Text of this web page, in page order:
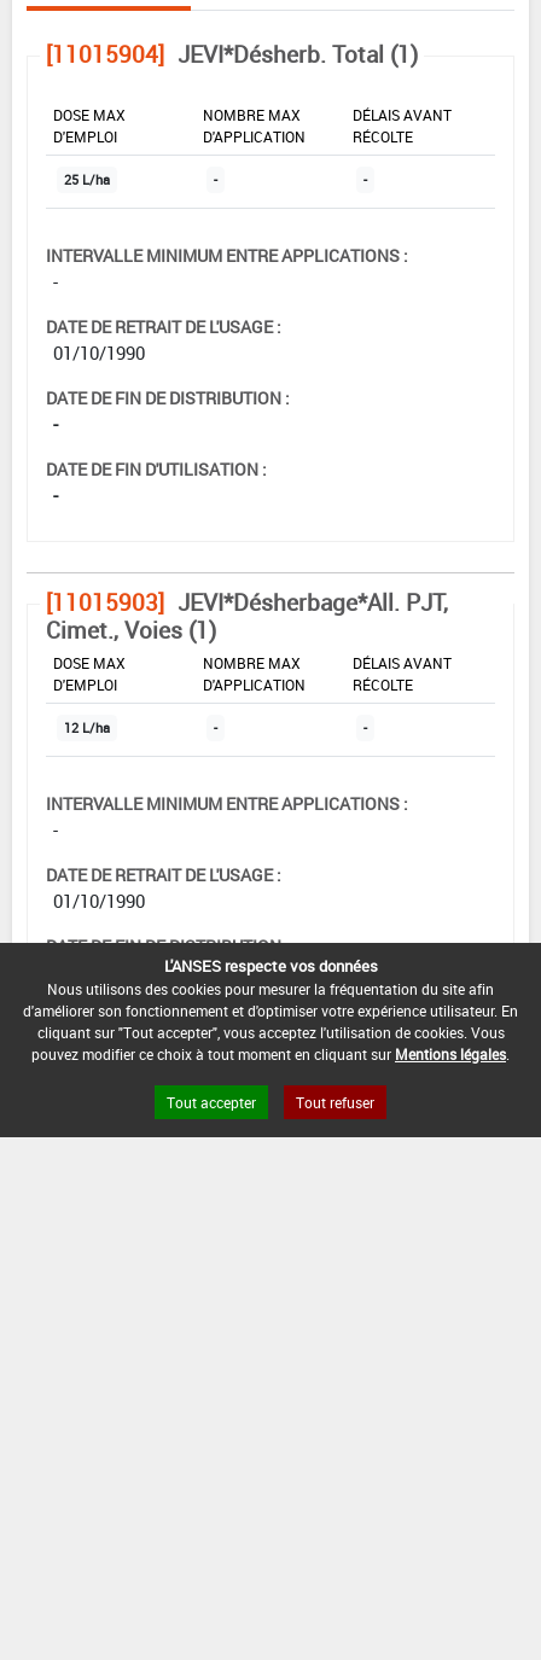
[11015904] JEVI*Désherb. Total (1)
DOSE MAX
D'EMPLOI
NOMBRE MAX
D'APPLICATION
DÉLAIS AVANT
RÉCOLTE
25 L/ha - -
INTERVALLE MINIMUM ENTRE APPLICATIONS :
-
DATE DE RETRAIT DE L'USAGE :
01/10/1990
DATE DE FIN DE DISTRIBUTION :
-
DATE DE FIN D'UTILISATION :
-
[11015903] JEVI*Désherbage*All. PJT,
Cimet., Voies (1)
DOSE MAX
D'EMPLOI
NOMBRE MAX
D'APPLICATION
DÉLAIS AVANT
RÉCOLTE
12 L/ha - -
INTERVALLE MINIMUM ENTRE APPLICATIONS :
-
DATE DE RETRAIT DE L'USAGE :
01/10/1990
DATE DE FIN DE DISTRIBUTION :
DATE DE FIN D'UTILISATION :
-
L'ANSES respecte vos données
Nous utilisons des cookies pour mesurer la fréquentation du site afin
d'améliorer son fonctionnement et d'optimiser votre expérience utilisateur. En
cliquant sur "Tout accepter", vous acceptez l'utilisation de cookies. Vous
pouvez modifier ce choix à tout moment en cliquant sur Mentions légales
Tout accepter Tout refuser